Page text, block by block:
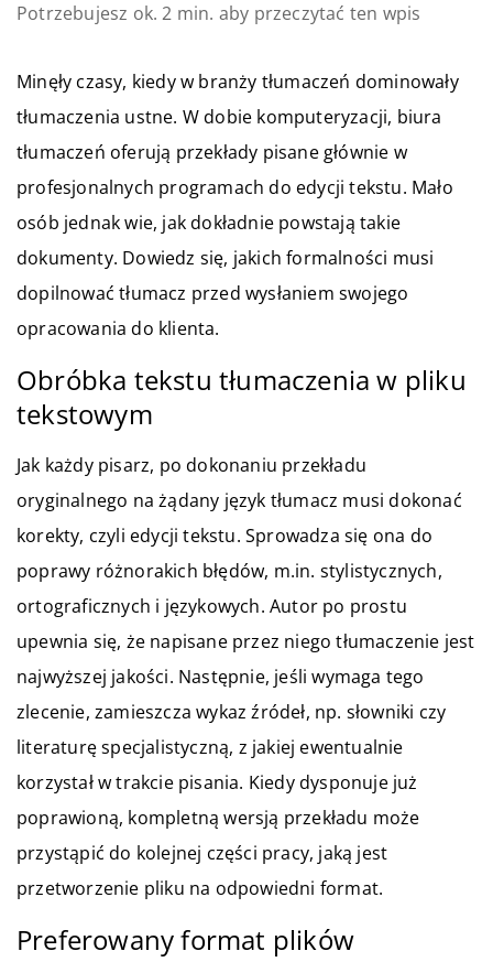
Potrzebujesz ok. 2 min. aby przeczytać ten wpis
Minęły czasy, kiedy w branży tłumaczeń dominowały
tłumaczenia ustne. W dobie komputeryzacji, biura
tłumaczeń oferują przekłady pisane głównie w
profesjonalnych programach do edycji tekstu. Mało
osób jednak wie, jak dokładnie powstają takie
dokumenty. Dowiedz się, jakich formalności musi
dopilnować tłumacz przed wysłaniem swojego
opracowania do klienta.
Obróbka tekstu tłumaczenia w pliku
tekstowym
Jak każdy pisarz, po dokonaniu przekładu
oryginalnego na żądany język tłumacz musi dokonać
korekty, czyli edycji tekstu. Sprowadza się ona do
poprawy różnorakich błędów, m.in. stylistycznych,
ortograficznych i językowych. Autor po prostu
upewnia się, że napisane przez niego tłumaczenie jest
najwyższej jakości. Następnie, jeśli wymaga tego
zlecenie, zamieszcza wykaz źródeł, np. słowniki czy
literaturę specjalistyczną, z jakiej ewentualnie
korzystał w trakcie pisania. Kiedy dysponuje już
poprawioną, kompletną wersją przekładu może
przystąpić do kolejnej części pracy, jaką jest
przetworzenie pliku na odpowiedni format.
Preferowany format plików